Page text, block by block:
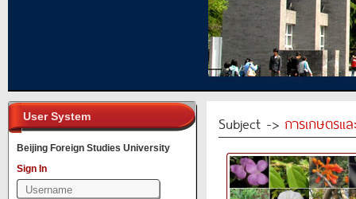
User System
Beijing Foreign Studies University
Sign In
Subject -> การเกษตรแ